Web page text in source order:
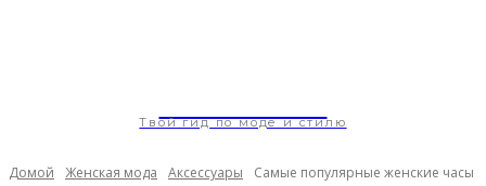
Твой гид по моде и стилю
Домой Женская мода Аксессуары
Самые популярные женские часы